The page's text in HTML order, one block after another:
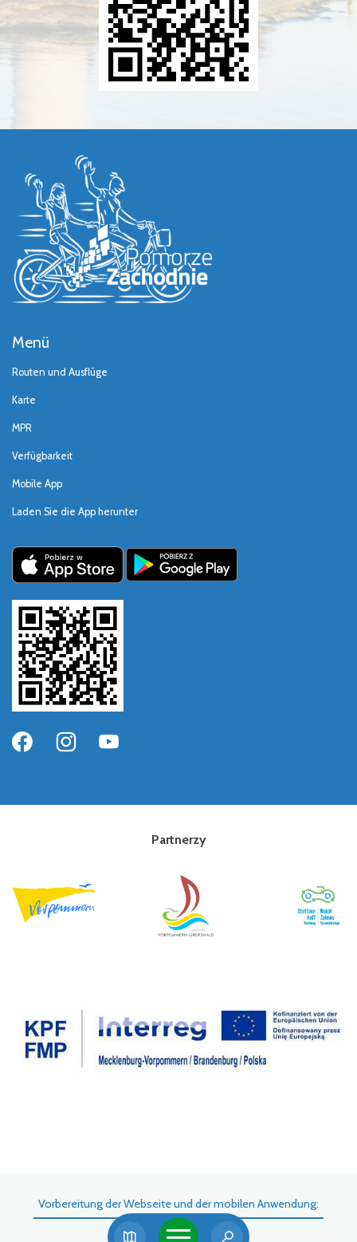
Menü
Routen und Ausflüge
Karte
MPR
Verfügbarkeit
Mobile App
Laden Sie die App herunter
Partnerzy
Vorbereitung der Webseite und der mobilen Anwendung: